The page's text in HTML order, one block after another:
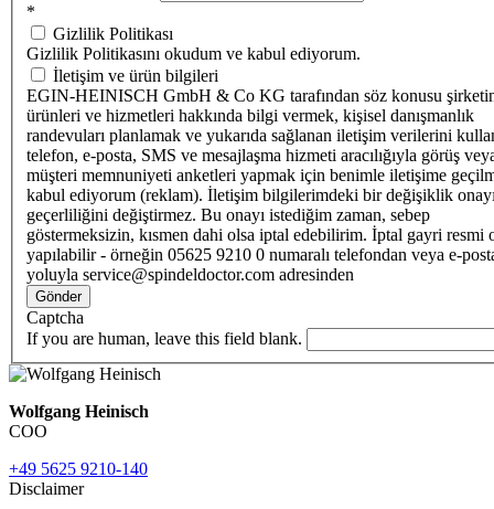
*
Gizlilik Politikası
Gizlilik Politikasını okudum ve kabul ediyorum.
İletişim ve ürün bilgileri
EGIN-HEINISCH GmbH & Co KG tarafından söz konusu
ürünleri ve hizmetleri hakkında bilgi vermek, kişisel danışmanlık
randevuları planlamak ve yukarıda sağlanan iletişim verilerini
telefon, e-posta, SMS ve mesajlaşma hizmeti aracılığıyla görüş
müşteri memnuniyeti anketleri yapmak için benimle iletişime
kabul ediyorum (reklam). İletişim bilgilerimdeki bir değişiklik
geçerliliğini değiştirmez. Bu onayı istediğim zaman, sebep
göstermeksizin, kısmen dahi olsa iptal edebilirim. İptal gayri resmi
yapılabilir - örneğin 05625 9210 0 numaralı telefondan veya e-
yoluyla service@spindeldoctor.com adresinden
Gönder
Captcha
If you are human, leave this field blank.
Wolfgang Heinisch
COO
+49 5625 9210-140
Disclaimer